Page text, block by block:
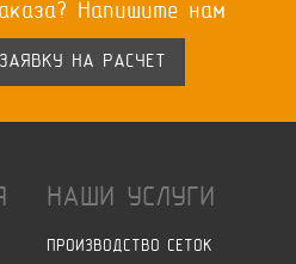
Напишите нам
НА РАСЧЕТ
НАШИ УСЛУГИ
ПРОИЗВОДСТВО СЕТОК